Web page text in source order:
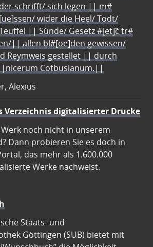
der schrifft/ sich legen || m#
[ue]ssen/ wider die Heel/ Todt/
|| Sünde/ Gesetz #[et]c̃ tr#
|| allen bl#[oe]den gewissen/
Reymweis gestellet || durch
Cotbusianum.||
Alexius
Verzeichnis digitalisierter Drucke
noch nicht in unserem
Dann probieren Sie es doch in
das mehr als 1.600.000
Werke nachweist.
Staats- und
Göttingen (SUB) bietet mit